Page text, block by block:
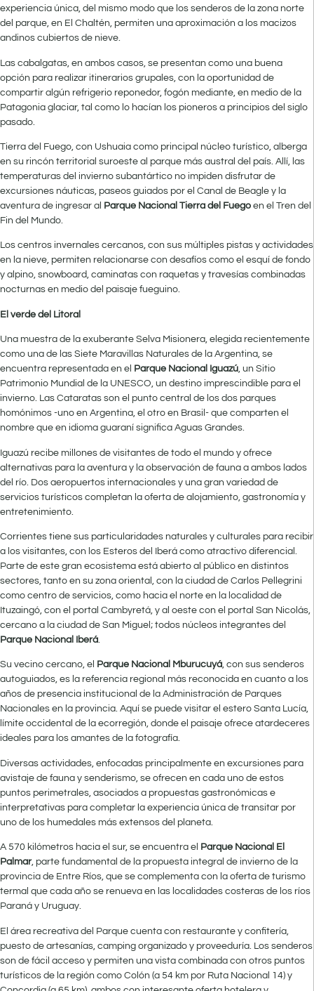
experiencia única, del mismo modo que los senderos de la zona norte
del parque, en El Chaltén, permiten una aproximación a los macizos
andinos cubiertos de nieve.
Las cabalgatas, en ambos casos, se presentan como una buena
opción para realizar itinerarios grupales, con la oportunidad de
compartir algún refrigerio reponedor, fogón mediante, en medio de la
Patagonia glaciar, tal como lo hacían los pioneros a principios del siglo
pasado.
Tierra del Fuego, con Ushuaia como principal núcleo turístico, alberga
en su rincón territorial suroeste al parque más austral del país. Allí, las
temperaturas del invierno subantártico no impiden disfrutar de
excursiones náuticas, paseos guiados por el Canal de Beagle y la
aventura de ingresar al Parque Nacional Tierra del Fuego en el Tren del
Fin del Mundo.
Los centros invernales cercanos, con sus múltiples pistas y actividades
en la nieve, permiten relacionarse con desafíos como el esquí de fondo
y alpino, snowboard, caminatas con raquetas y travesías combinadas
nocturnas en medio del paisaje fueguino.
El verde del Litoral
Una muestra de la exuberante Selva Misionera, elegida recientemente
como una de las Siete Maravillas Naturales de la Argentina, se
encuentra representada en el Parque Nacional Iguazú, un Sitio
Patrimonio Mundial de la UNESCO, un destino imprescindible para el
invierno. Las Cataratas son el punto central de los dos parques
homónimos -uno en Argentina, el otro en Brasil- que comparten el
nombre que en idioma guaraní significa Aguas Grandes.
Iguazú recibe millones de visitantes de todo el mundo y ofrece
alternativas para la aventura y la observación de fauna a ambos lados
del río. Dos aeropuertos internacionales y una gran variedad de
servicios turísticos completan la oferta de alojamiento, gastronomía y
entretenimiento.
Corrientes tiene sus particularidades naturales y culturales para recibir
a los visitantes, con los Esteros del Iberá como atractivo diferencial.
Parte de este gran ecosistema está abierto al público en distintos
sectores, tanto en su zona oriental, con la ciudad de Carlos Pellegrini
como centro de servicios, como hacia el norte en la localidad de
Ituzaingó, con el portal Cambyretá, y al oeste con el portal San Nicolás,
cercano a la ciudad de San Miguel; todos núcleos integrantes del
Parque Nacional Iberá.
Su vecino cercano, el Parque Nacional Mburucuyá, con sus senderos
autoguiados, es la referencia regional más reconocida en cuanto a los
años de presencia institucional de la Administración de Parques
Nacionales en la provincia. Aquí se puede visitar el estero Santa Lucía,
límite occidental de la ecorregión, donde el paisaje ofrece atardeceres
ideales para los amantes de la fotografía.
Diversas actividades, enfocadas principalmente en excursiones para
avistaje de fauna y senderismo, se ofrecen en cada uno de estos
puntos perimetrales, asociados a propuestas gastronómicas e
interpretativas para completar la experiencia única de transitar por
uno de los humedales más extensos del planeta.
A 570 kilómetros hacia el sur, se encuentra el Parque Nacional El
Palmar, parte fundamental de la propuesta integral de invierno de la
provincia de Entre Ríos, que se complementa con la oferta de turismo
termal que cada año se renueva en las localidades costeras de los ríos
Paraná y Uruguay.
El área recreativa del Parque cuenta con restaurante y confitería,
puesto de artesanías, camping organizado y proveeduría. Los senderos
son de fácil acceso y permiten una vista combinada con otros puntos
turísticos de la región como Colón (a 54 km por Ruta Nacional 14) y